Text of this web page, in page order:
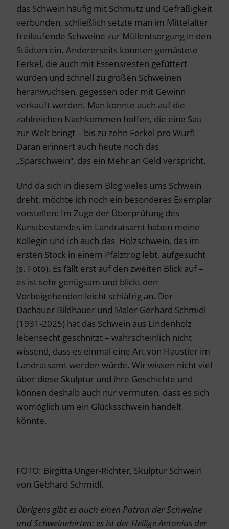
das Schwein häufig mit Schmutz und Gefräßigkeit
verbunden, schließlich setzte man im Mittelalter
freilaufende Schweine zur Müllentsorgung in den
Städten ein. Andererseits konnten gemästete
Ferkel, die auch mit Essensresten gefüttert
wurden und schnell zu großen Schweinen
heranwuchsen, gegessen oder mit Gewinn
verkauft werden. Man konnte auch auf die
zahlreichen Nachkommen hoffen, die eine Sau
zur Welt bringt – bis zu zehn Ferkel pro Wurf!
Daran erinnert auch heute noch das
„Sparschwein“, das ein Mehr an Geld verspricht.
Und da sich in diesem Blog vieles ums Schwein
dreht, möchte ich noch ein besonderes Exemplar
vorstellen: Im Zuge der Überprüfung des
Kunstbestandes im Landratsamt haben meine
Kollegin und ich auch das Holzschwein, das im
ersten Stock in einem Pfalztrog lebt, aufgesucht
(s. Foto). Es fällt erst auf den zweiten Blick auf –
es ist sehr genügsam und blickt den
Vorbeigehenden leicht schläfrig an. Der
Dachauer Bildhauer und Maler Gerhard Schmidl
(1931-2025) hat das Schwein aus Lindenholz
lebensecht geschnitzt – wahrscheinlich nicht
wissend, dass es einmal eine Art von Haustier im
Landratsamt werden würde. Wir wissen nicht viel
über diese Skulptur und ihre Geschichte und
können deshalb auch nur vermuten, dass es sich
womöglich um ein Glücksschwein handelt
könnte.
FOTO: Birgitta Unger-Richter, Skulptur Schwein
von Gebhard Schmidl.
Übrigens gibt es auch einen Patron der Schweine
und Schweinehirten: es ist der Heilige Antonius der